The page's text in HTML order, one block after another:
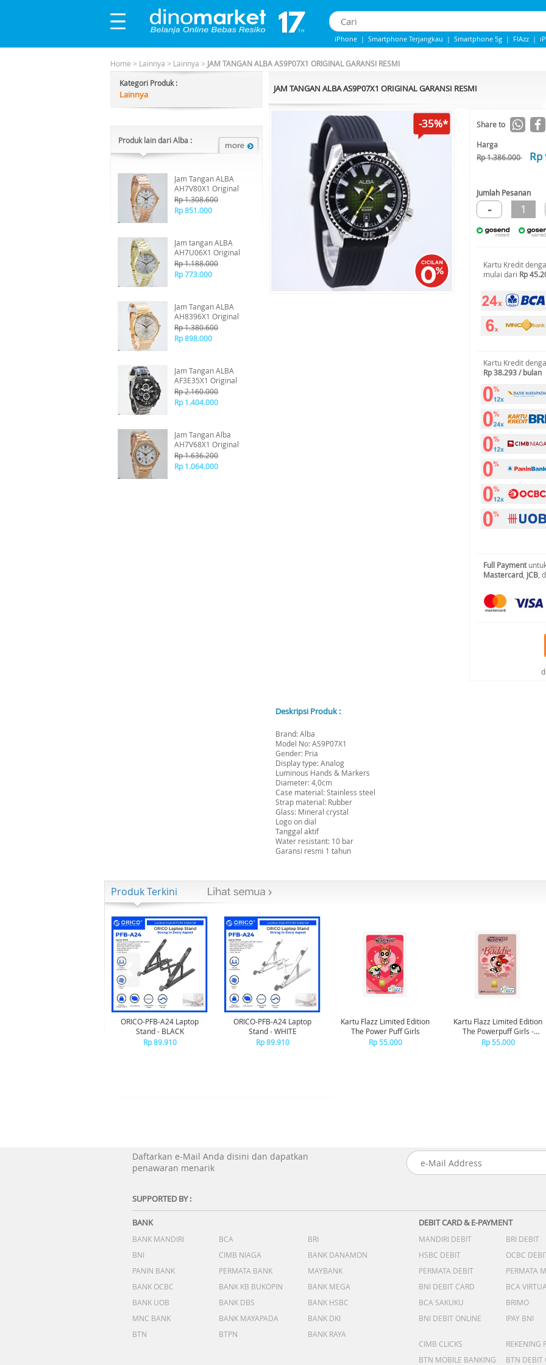
iPhone | Smartphone Terjangkau | Smartphone 5g | FlAzz |
Home > Lainnya > Lainnya > JAM TANGAN ALBA AS9P07X1 ORIGINAL GARANSI RESMI
Kategori Produk :
Lainnya
Produk lain dari Alba :
Jam Tangan ALBA
AH7V80X1 Original
Rp 1.308.600
Rp 851.000
Jam tangan ALBA
AH7U06X1 Original
Rp 1.188.000
Rp 773.000
Jam Tangan ALBA
AH8396X1 Original
Rp 1.380.600
Rp 898.000
Jam Tangan ALBA
AF3E35X1 Original
Rp 2.160.000
Rp 1.404.000
Jam Tangan Alba
AH7V68X1 Original
Rp 1.636.200
Rp 1.064.000
JAM TANGAN ALBA AS9P07X1 ORIGINAL GARANSI RESMI
-35%* Share to
Harga
Rp 1.386.000
Jumlah Pesanan
- 1
Kartu Kredit
mulai dari Rp
Kartu Kredit
Rp 38.293 / bulan
Full Payment
Mastercard JCB ,
Deskripsi Produk :
Brand: Alba
Model No: AS9P07X1
Gender: Pria
Display type: Analog
Luminous Hands & Markers
Diameter: 4,0cm
Case material: Stainless steel
Strap material: Rubber
Glass: Mineral crystal
Logo on dial
Tanggal aktif
Water resistant: 10 bar
Garansi resmi 1 tahun
Produk Terkini
ORICO-PFB-A24 Laptop
Stand - BLACK
Rp 89.910
ORICO-PFB-A24 Laptop
Stand - WHITE
Rp 89.910
Kartu Flazz Limited Edition
The Power Puff Girls
Rp 55.000
Kartu Flazz Limited Edition
The Powerpuff Girls -
Blossom
Rp 55.000
Daftarkan e-Mail Anda disini dan dapatkan
penawaran menarik
SUPPORTED BY :
BANK
BANK MANDIRI BCA
BRI
BNI
CIMB NIAGA
BANK DANAMON
PANIN BANK
PERMATA BANK
MAYBANK
BANK OCBC
BANK KB BUKOPIN
BANK MEGA
BANK UOB
BANK DBS
BANK HSBC
MNC BANK
BANK MAYAPADA
BANK DKI
BTN
BTPN BANK RAYA
DEBIT CARD & E-PAYMENT
MANDIRI DEBIT BRI DEBIT
HSBC DEBIT
OCBC
PERMATA DEBIT
PERMATA
BNI DEBIT CARD
BCA
BCA SAKUKU
BRIMO
BNI DEBIT ONLINE
IPAY BNI
CIMB CLICKS
REKENING
BTN MOBILE BANKING
BTN DEBIT